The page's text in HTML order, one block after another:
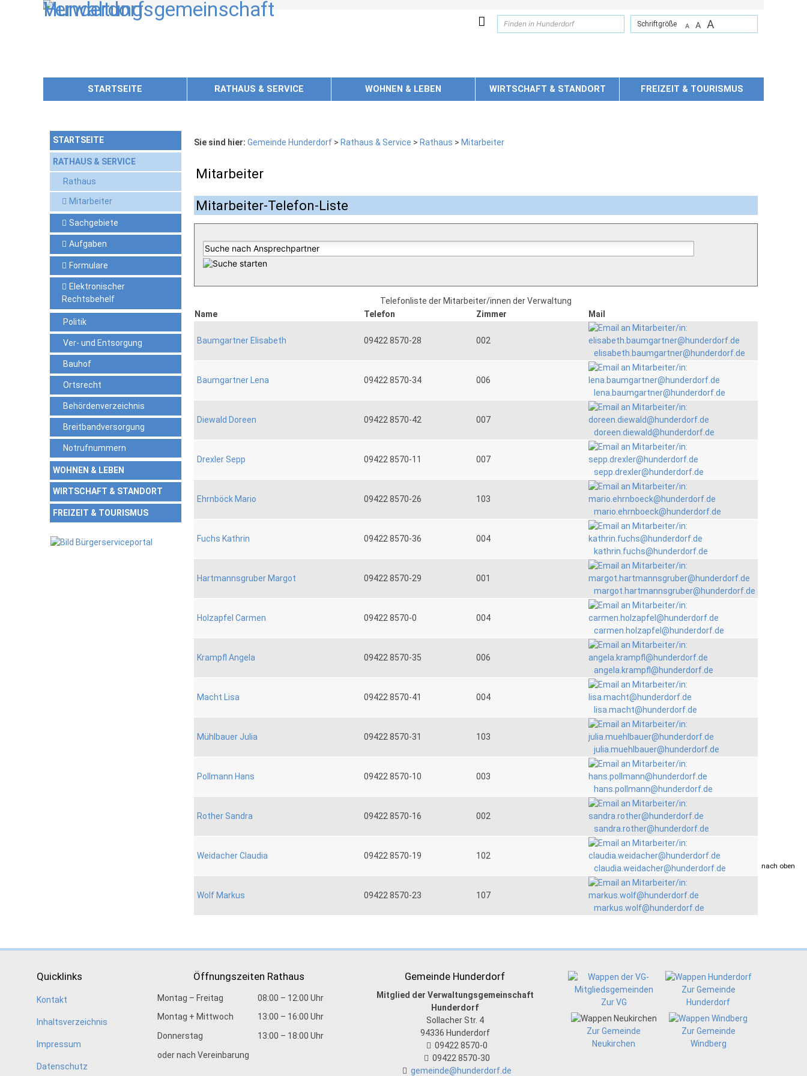
,zur Navigation oderzur Startseite springen.
Schriftgröße A A A
STARTSEITE RATHAUS & SERVICE WOHNEN & LEBEN WIRTSCHAFT & STANDORT FREIZEIT & TOURISMUS
STARTSEITE
RATHAUS & SERVICE
Rathaus
Mitarbeiter
Sachgebiete
Aufgaben
Formulare
Elektronischer
Rechtsbehelf
Politik
Ver- und Entsorgung
Bauhof
Ortsrecht
Behördenverzeichnis
Breitbandversorgung
Notrufnummern
WOHNEN & LEBEN
WIRTSCHAFT & STANDORT
FREIZEIT & TOURISMUS
Sie sind hier: Gemeinde Hunderdorf> Rathaus & Service > Rathaus > Mitarbeiter
Mitarbeiter
Mitarbeiter-Telefon-Liste
Telefonliste der Mitarbeiter/innen der Verwaltung
Name
Telefon Zimmer Mail
Baumgartner Elisabeth 09422 8570-28
002
elisabeth.baumgartner@hunderdorf.de
Baumgartner Lena 09422 8570-34
006
lena.baumgartner@hunderdorf.de
Diewald Doreen 09422 8570-42
007
doreen.diewald@hunderdorf.de
Drexler Sepp 09422 8570-11
007
sepp.drexler@hunderdorf.de
Ehrnböck Mario 09422 8570-26
103
mario.ehrnboeck@hunderdorf.de
Fuchs Kathrin 09422 8570-36
004
kathrin.fuchs@hunderdorf.de
Hartmannsgruber Margot 09422 8570-29
001
margot.hartmannsgruber@hunderdorf.de
Holzapfel Carmen 09422 8570-0
004
carmen.holzapfel@hunderdorf.de
Krampfl Angela 09422 8570-35
006
angela.krampfl@hunderdorf.de
Macht Lisa 09422 8570-41
004
lisa.macht@hunderdorf.de
Mühlbauer Julia 09422 8570-31
103
julia.muehlbauer@hunderdorf.de
Pollmann Hans 09422 8570-10
003
hans.pollmann@hunderdorf.de
Rother Sandra 09422 8570-16
002
sandra.rother@hunderdorf.de
Weidacher Claudia 09422 8570-19
102
claudia.weidacher@hunderdorf.de
Wolf Markus 09422 8570-23
107
markus.wolf@hunderdorf.de
drucken nach oben
Quicklinks
Kontakt
Inhaltsverzeichnis
Impressum
Datenschutz
Öffnungszeiten Rathaus
Montag – Freitag
08:00 – 12:00 Uhr
Montag + Mittwoch
13:00 – 16:00 Uhr
Donnerstag
13:00 – 18:00 Uhr
oder nach Vereinbarung
Gemeinde Hunderdorf
Mitglied der Verwaltungsgemeinschaft
Hunderdorf
Sollacher Str. 4
94336 Hunderdorf
09422 8570-0
09422 8570-30
gemeinde@hunderdorf.de
Zur VG
Zur Gemeinde
Hunderdorf
Zur Gemeinde
Neukirchen
Zur Gemeinde
Windberg